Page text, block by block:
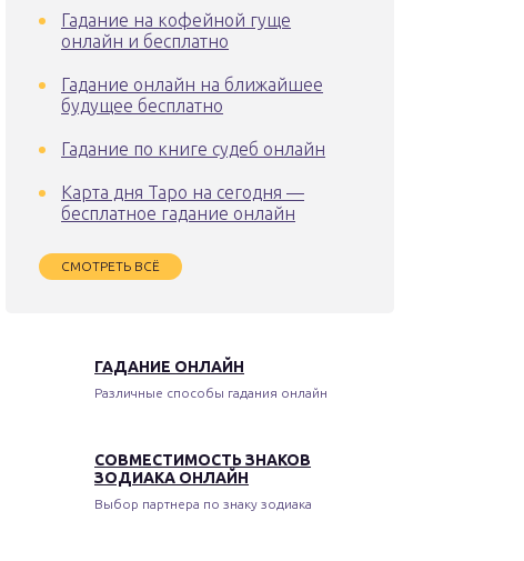
Гадание на кофейной гуще
онлайн и бесплатно
Гадание онлайн на ближайшее
будущее бесплатно
Гадание по книге судеб онлайн
Карта дня Таро на сегодня —
бесплатное гадание онлайн
СМОТРЕТЬ ВСЁ
ГАДАНИЕ ОНЛАЙН
Различные способы гадания онлайн
СОВМЕСТИМОСТЬ ЗНАКОВ
ЗОДИАКА ОНЛАЙН
Выбор партнера по знаку зодиака